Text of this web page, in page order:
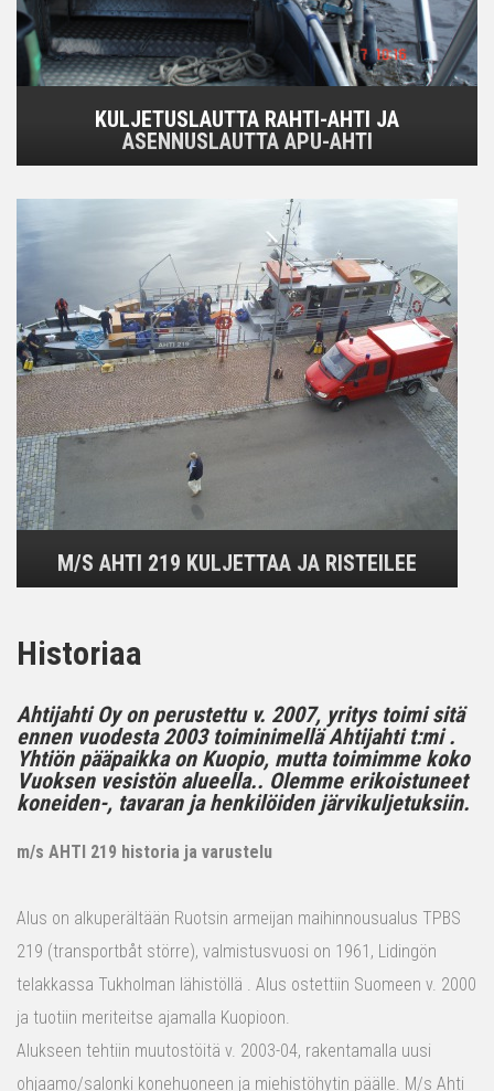
KULJETUSLAUTTA RAHTI-AHTI JA
ASENNUSLAUTTA APU-AHTI
M/S AHTI 219 KULJETTAA JA RISTEILEE
Historiaa
Ahtijahti Oy on perustettu v. 2007, yritys toimi sitä
ennen vuodesta 2003 toiminimellä Ahtijahti t:mi .
Yhtiön pääpaikka on Kuopio, mutta toimimme koko
Vuoksen vesistön alueella.. Olemme erikoistuneet
koneiden-, tavaran ja henkilöiden järvikuljetuksiin.
m/s AHTI 219 historia ja varustelu
Alus on alkuperältään Ruotsin armeijan maihinnousualus TPBS
219 (transportbåt större), valmistusvuosi on 1961, Lidingön
telakkassa Tukholman lähistöllä . Alus ostettiin Suomeen v. 2000
ja tuotiin meriteitse ajamalla Kuopioon.
Alukseen tehtiin muutostöitä v. 2003-04, rakentamalla uusi
ohjaamo/salonki konehuoneen ja miehistöhytin päälle. M/s Ahti